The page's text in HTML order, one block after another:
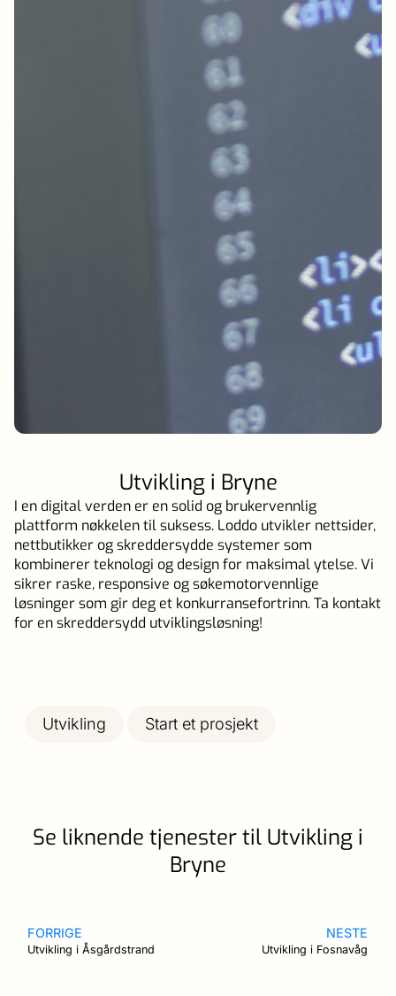
Utvikling i Bryne
I en digital verden er en solid og brukervennlig
plattform nøkkelen til suksess. Loddo utvikler nettsider,
nettbutikker og skreddersydde systemer som
kombinerer teknologi og design for maksimal ytelse. Vi
sikrer raske, responsive og søkemotorvennlige
løsninger som gir deg et konkurransefortrinn. Ta kontakt
for en skreddersydd utviklingsløsning!
Utvikling Start et prosjekt
Se liknende tjenester til Utvikling i
Bryne
FORRIGE
Utvikling i Åsgårdstrand
NESTE
Utvikling i Fosnavåg